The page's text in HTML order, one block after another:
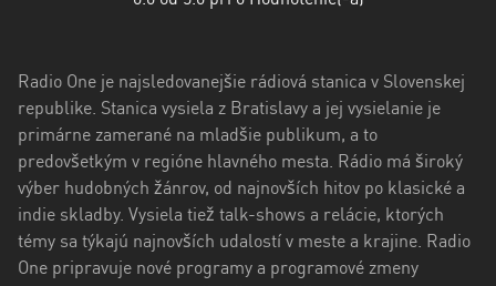
Prešovský
kraj
Trenčiansky
kraj
Trnavský
kraj
Radio One je najsledovanejšie rádiová stanica v Slovenskej
republike. Stanica vysiela z Bratislavy a jej vysielanie je
primárne zamerané na mladšie publikum, a to
predovšetkým v regióne hlavného mesta. Rádio má široký
výber hudobných žánrov, od najnovších hitov po klasické a
indie skladby. Vysiela tiež talk-shows a relácie, ktorých
témy sa týkajú najnovších udalostí v meste a krajine. Radio
One pripravuje nové programy a programové zmeny